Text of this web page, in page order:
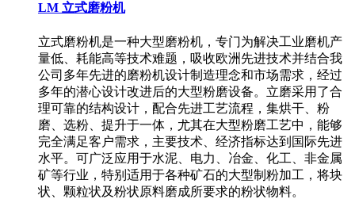
LM 立式磨粉机
立式磨粉机是一种大型磨粉机，专门为解决工业磨机产
量低、耗能高等技术难题，吸收欧洲先进技术并结合我
公司多年先进的磨粉机设计制造理念和市场需求，经过
多年的潜心设计改进后的大型粉磨设备。立磨采用了合
理可靠的结构设计，配合先进工艺流程，集烘干、粉
磨、选粉、提升于一体，尤其在大型粉磨工艺中，能够
完全满足客户需求，主要技术、经济指标达到国际先进
水平。可广泛应用于水泥、电力、冶金、化工、非金属
矿等行业，特别适用于各种矿石的大型制粉加工，将块
状、颗粒状及粉状原料磨成所要求的粉状物料。